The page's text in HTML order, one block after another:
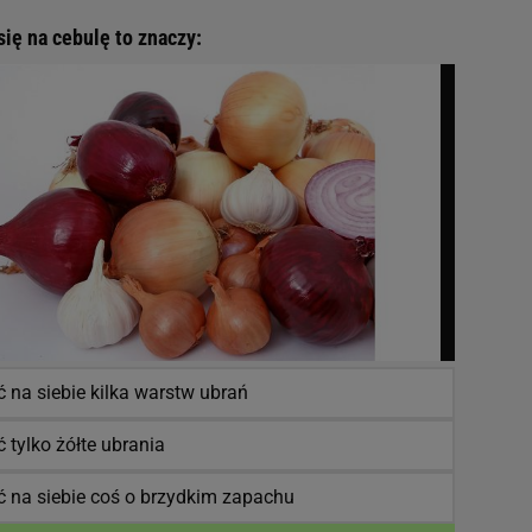
na cebulę to znaczy:
na siebie kilka warstw ubrań
tylko żółte ubrania
na siebie coś o brzydkim zapachu